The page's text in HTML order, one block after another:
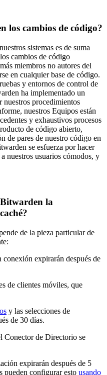
los cambios de código?
sistemas es de suma
cambios de código
miembros no autores del
en cualquier base de código.
y entornos de control de
ha implementado un
procedimientos
nuestros Equipos están
y exhaustivos procesos
de código abierto,
de pares de nuestro código en
se esfuerza por hacer
nuestros usuarios cómodos, y
la
de la pieza particular de
conexión expirarán después de
de clientes móviles, que
y las selecciones de
de 30 días.
Conector de Directorio se
expirarán después de 5
pueden configurar esto usando